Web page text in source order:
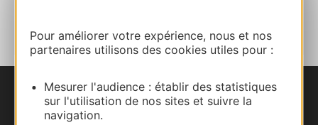
Pour améliorer votre expérience, nous et nos
partenaires utilisons des cookies utiles pour :
Mesurer l'audience : établir des statistiques
sur l'utilisation de nos sites et suivre la
navigation.
Nous contacter